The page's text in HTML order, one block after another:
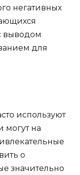
негативных
выводом
для
используют
могут на
о
значительно